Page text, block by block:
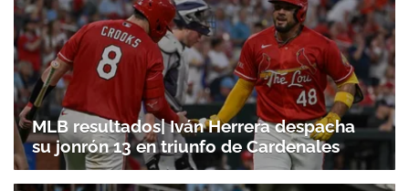
MLB resultados| Iván Herrera despacha
su jonrón 13 en triunfo de Cardenales